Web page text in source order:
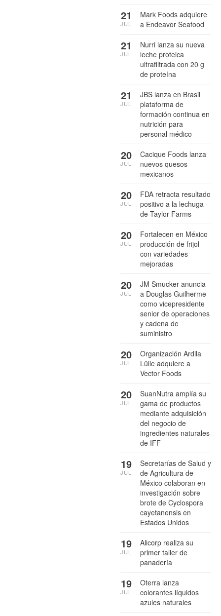
Mark Foods adquiere
a Endeavor Seafood
21
JUL
Nurri lanza su nueva
leche proteica
ultrafiltrada con 20 g
de proteína
21
JUL
JBS lanza en Brasil
plataforma de
formación continua en
nutrición para
personal médico
21
JUL
Cacique Foods lanza
nuevos quesos
mexicanos
20
JUL
FDA retracta resultado
positivo a la lechuga
de Taylor Farms
20
JUL
Fortalecen en México
producción de frijol
con variedades
mejoradas
20
JUL
JM Smucker anuncia
a Douglas Guilherme
como vicepresidente
senior de operaciones
y cadena de
suministro
20
JUL
Organización Ardila
Lülle adquiere a
Vector Foods
20
JUL
SuanNutra amplía su
gama de productos
mediante adquisición
del negocio de
ingredientes naturales
de IFF
20
JUL
Secretarías de Salud y
de Agricultura de
México colaboran en
investigación sobre
brote de Cyclospora
cayetanensis en
Estados Unidos
19
JUL
Alicorp realiza su
primer taller de
panadería
19
JUL
Oterra lanza
colorantes líquidos
azules naturales
19
JUL